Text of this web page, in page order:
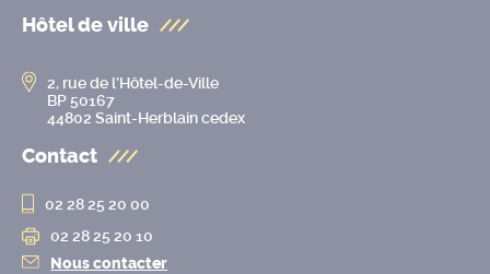
Hôtel de ville
2, rue de l’Hôtel-de-Ville
BP 50167
44802 Saint-Herblain cedex
Contact
02 28 25 20 00
02 28 25 20 10
Nous contacter